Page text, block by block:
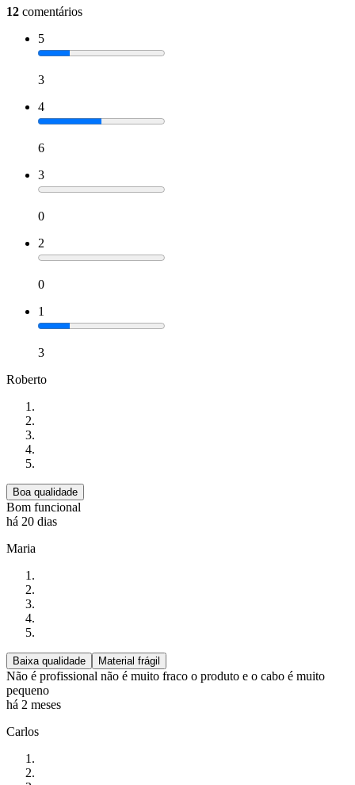
12 comentários
5
3
4
6
3
0
2
0
1
3
Roberto
Boa qualidade
Bom funcional
há 20 dias
Maria
Baixa qualidade Material frágil
Não é profissional não é muito fraco o produto e o cabo é muito
pequeno
há 2 meses
Carlos